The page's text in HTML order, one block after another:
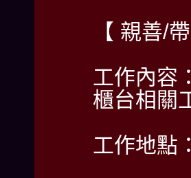
【 親善/
工作內容
櫃台相關
工作地點